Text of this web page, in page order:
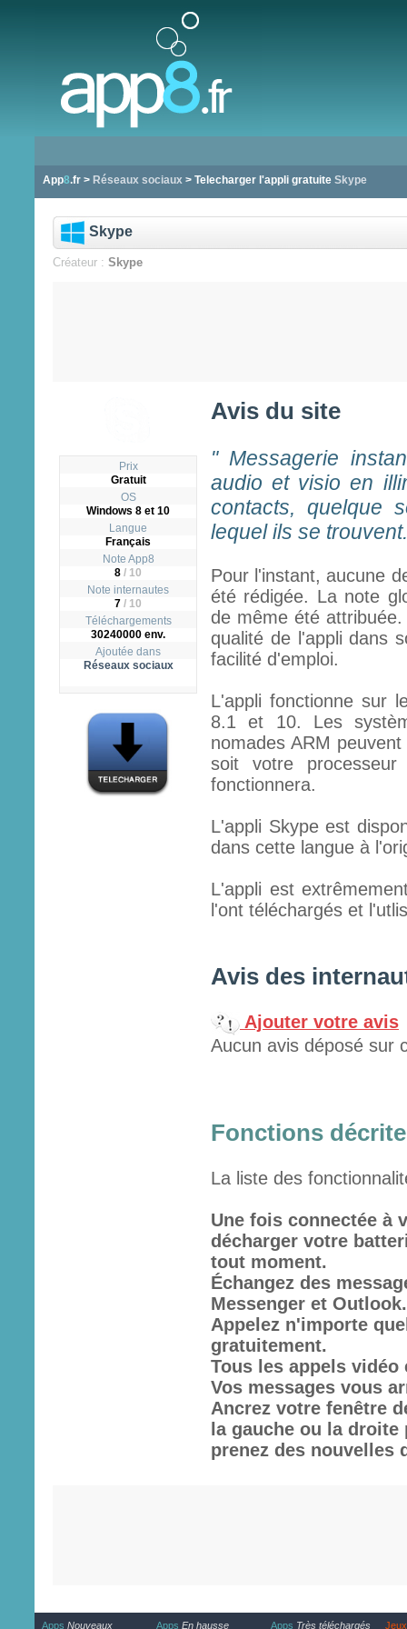
App8.fr > Réseaux sociaux> Telecharger l'appli gratuite Skype
Skype
Créateur : Skype
Prix
Gratuit
OS
Windows 8 et 10
Langue
Français
Note App8
8 / 10
Note internautes
7 / 10
Téléchargements
30240000 env.
Ajoutée dans
Réseaux sociaux
Avis du site
" Messagerie
audio et visio en
contacts, quelque
lequel ils se
Pour l'instant, aucune
été rédigée. La note
de même été
qualité de l'appli dans
facilité d'emploi.
L'appli fonctionne sur
8.1 et 10. Les
nomades ARM
soit votre
fonctionnera.
L'appli Skype est
dans cette langue à
L'appli est
l'ont téléchargés et
Avis des
Ajouter votre avis
Aucun avis déposé sur
Fonctions
La liste des
Une fois connectée à
décharger votre
tout moment.
Échangez des
Messenger et
Appelez n'importe
gratuitement.
Tous les appels
Vos messages vous
Ancrez votre fenêtre
la gauche ou la
prenez des nouvelles
Apps Nouveaux Apps En hausse Apps Très téléchargés Jeux